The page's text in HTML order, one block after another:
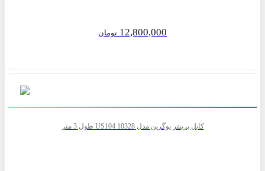
12,800,000 تومان
کابل پرینتر یوگرین مدل US104 10328 طول 3 متر